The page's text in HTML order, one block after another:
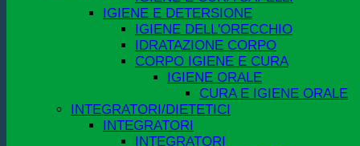
IGIENE E DETERSIONE
IGIENE DELL'ORECCHIO
IDRATAZIONE CORPO
CORPO IGIENE E CURA
IGIENE ORALE
CURA E IGIENE ORALE
INTEGRATORI/DIETETICI
INTEGRATORI
INTEGRATORI